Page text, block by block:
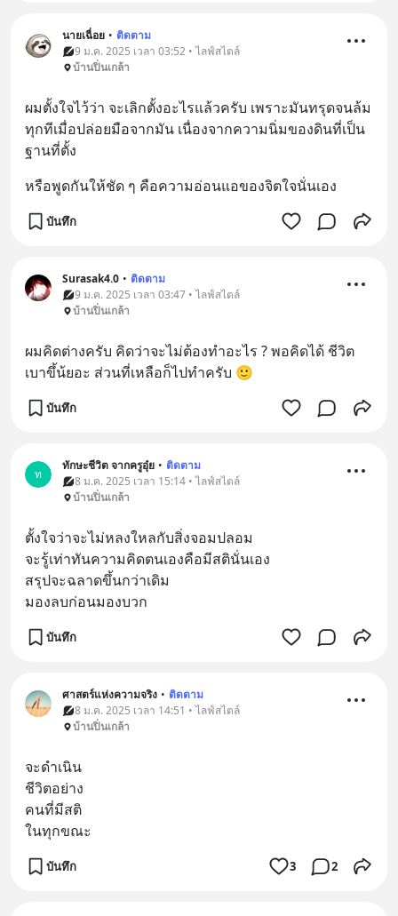
นายเฉื่อย • ติดตาม
9 ม.ค. 2025 เวลา 03:52 • ไลฟ์สไตล์
บ้านปิ่นเกล้า
ผมตั้งใจไว้ว่า จะเลิกตั้งอะไรแล้วครับ เพราะมันทรุดจนล้ม
ทุกทีเมื่อปล่อยมือจากมัน เนื่องจากความนิ่มของดินที่เป็น
ฐานที่ตั้ง
หรือพูดกันให้ชัด ๆ คือความอ่อนแอของจิตใจนั่นเอง
บันทึก
Surasak4.0 • ติดตาม
9 ม.ค. 2025 เวลา 03:47 • ไลฟ์สไตล์
บ้านปิ่นเกล้า
ผมคิดต่างครับ คิดว่าจะไม่ต้องทำอะไร ? พอคิดได้ ชีวิต
เบาขึ้น้ยอะ ส่วนที่เหลือก็ไปทำครับ 🙂
บันทึก
ท
ทักษะชีวิต จากครูอุ๋ย • ติดตาม
8 ม.ค. 2025 เวลา 15:14 • ไลฟ์สไตล์
บ้านปิ่นเกล้า
ตั้งใจว่าจะไม่หลงใหลกับสิ่งจอมปลอม
จะรู้เท่าทันความคิดตนเองคือมีสตินั่นเอง
สรุปจะฉลาดขึ้นกว่าเดิม
มองลบก่อนมองบวก
บันทึก
ศาสตร์แห่งความจริง • ติดตาม
8 ม.ค. 2025 เวลา 14:51 • ไลฟ์สไตล์
บ้านปิ่นเกล้า
จะดำเนิน
ชีวิตอย่าง
คนที่มีสติ
ในทุกขณะ
บันทึก 3 2